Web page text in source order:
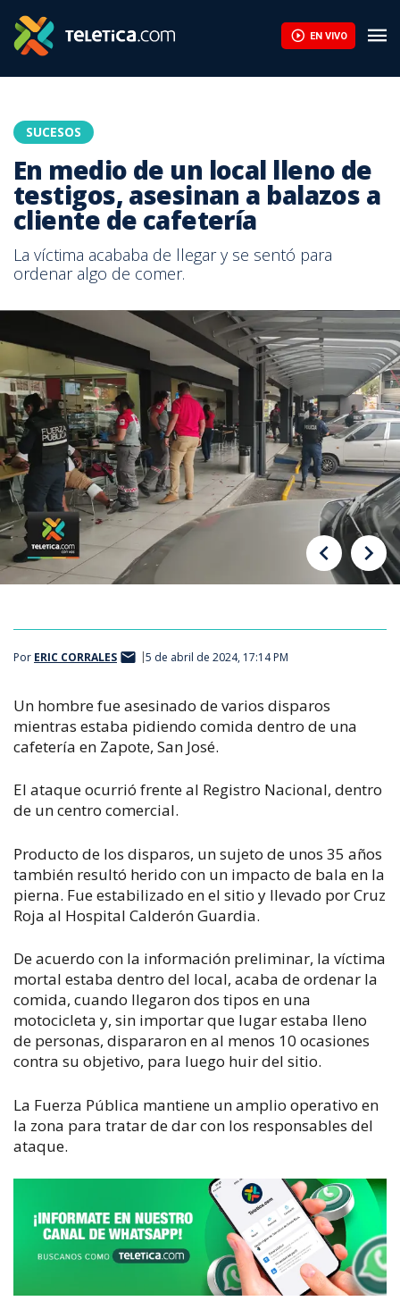
EN VIVO
SUCESOS
En medio de un local lleno de
testigos, asesinan a balazos a
cliente de cafetería
La víctima acababa de llegar y se sentó para
ordenar algo de comer.
Por ERIC CORRALES 5 de abril de 2024, 17:14 PM
Un hombre fue asesinado de varios disparos
mientras estaba pidiendo comida dentro de una
cafetería en Zapote, San José.
El ataque ocurrió frente al Registro Nacional, dentro
de un centro comercial.
Producto de los disparos, un sujeto de unos 35 años
también resultó herido con un impacto de bala en la
pierna. Fue estabilizado en el sitio y llevado por Cruz
Roja al Hospital Calderón Guardia.
De acuerdo con la información preliminar, la víctima
mortal estaba dentro del local, acaba de ordenar la
comida, cuando llegaron dos tipos en una
motocicleta y, sin importar que lugar estaba lleno
de personas, dispararon en al menos 10 ocasiones
contra su objetivo, para luego huir del sitio.
La Fuerza Pública mantiene un amplio operativo en
la zona para tratar de dar con los responsables del
ataque.